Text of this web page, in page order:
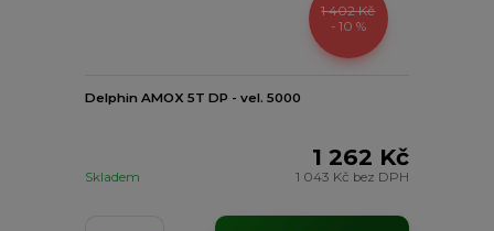
1 402 Kč
- 10 %
Delphin AMOX 5T DP - vel. 5000
1 262 Kč
1 043 Kč bez DPH
Skladem